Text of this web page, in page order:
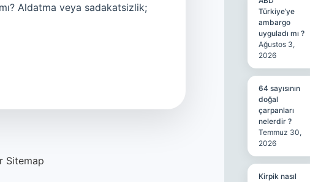
Aldatma veya sadakatsizlik;
Sitemap
Türkiye’ye
ambargo
uyguladı mı ?
Ağustos 3,
2026
64 sayısının
doğal
çarpanları
nelerdir ?
Temmuz 30,
2026
Kirpik nasıl